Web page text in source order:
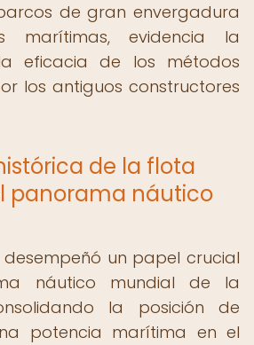
de gran envergadura
marítimas, evidencia la
eficacia de los métodos
los antiguos constructores
de la flota
panorama náutico
un papel crucial
náutico mundial de la
la posición de
potencia marítima en el